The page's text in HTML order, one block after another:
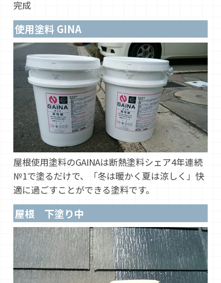
完成
使用塗料 GINA
屋根使用塗料のGAINAは断熱塗料シェア4年連続
№1で塗るだけで、「冬は暖かく夏は涼しく」快
適に過ごすことができる塗料です。
屋根 下塗り中